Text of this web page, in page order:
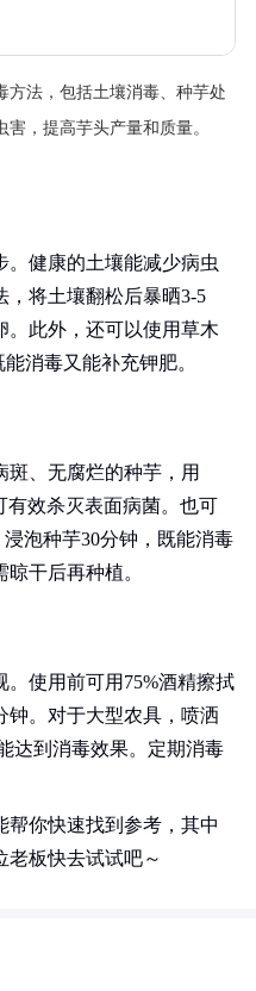
方法，包括土壤消毒、种芋处
，提高芋头产量和质量。
。健康的土壤能减少病虫
，将土壤翻松后暴晒3-5
。此外，还可以使用草木
消毒又能补充钾肥。
、无腐烂的种芋，用
效杀灭表面病菌。也可
泡种芋30分钟，既能消毒
干后再种植。
使用前可用75%酒精擦拭
钟。对于大型农具，喷洒
达到消毒效果。定期消毒
帮你快速找到参考，其中
老板快去试试吧～